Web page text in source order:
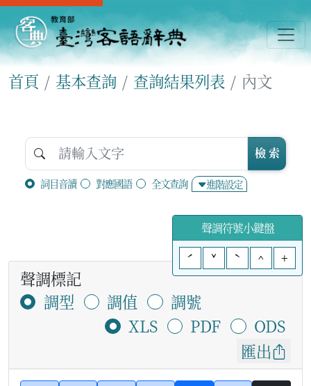
首頁 基本查詢 查詢結果列表 內文
詞目音讀 對應國語 全文查詢 進階設定
檢 索
聲調符號小鍵盤
ˊ
ˇ ˋ ^ +
聲調標記
調型
調值
調號
XLS
PDF
ODS
匯出